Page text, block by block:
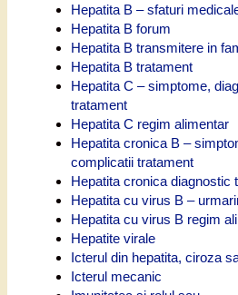
Hepatita B – sfaturi
Hepatita B forum
Hepatita B transmitere in
Hepatita B tratament
Hepatita C – simptome,
tratament
Hepatita C regim alimentar
Hepatita cronica B –
complicatii tratament
Hepatita cronica diagnostic
Hepatita cu virus B –
Hepatita cu virus B regim
Hepatite virale
Icterul din hepatita, ciroza
Icterul mecanic